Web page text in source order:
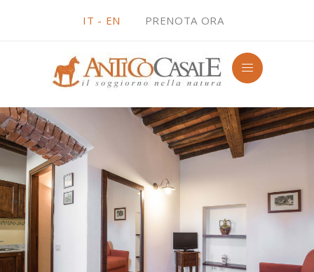
IT - EN PRENOTA ORA